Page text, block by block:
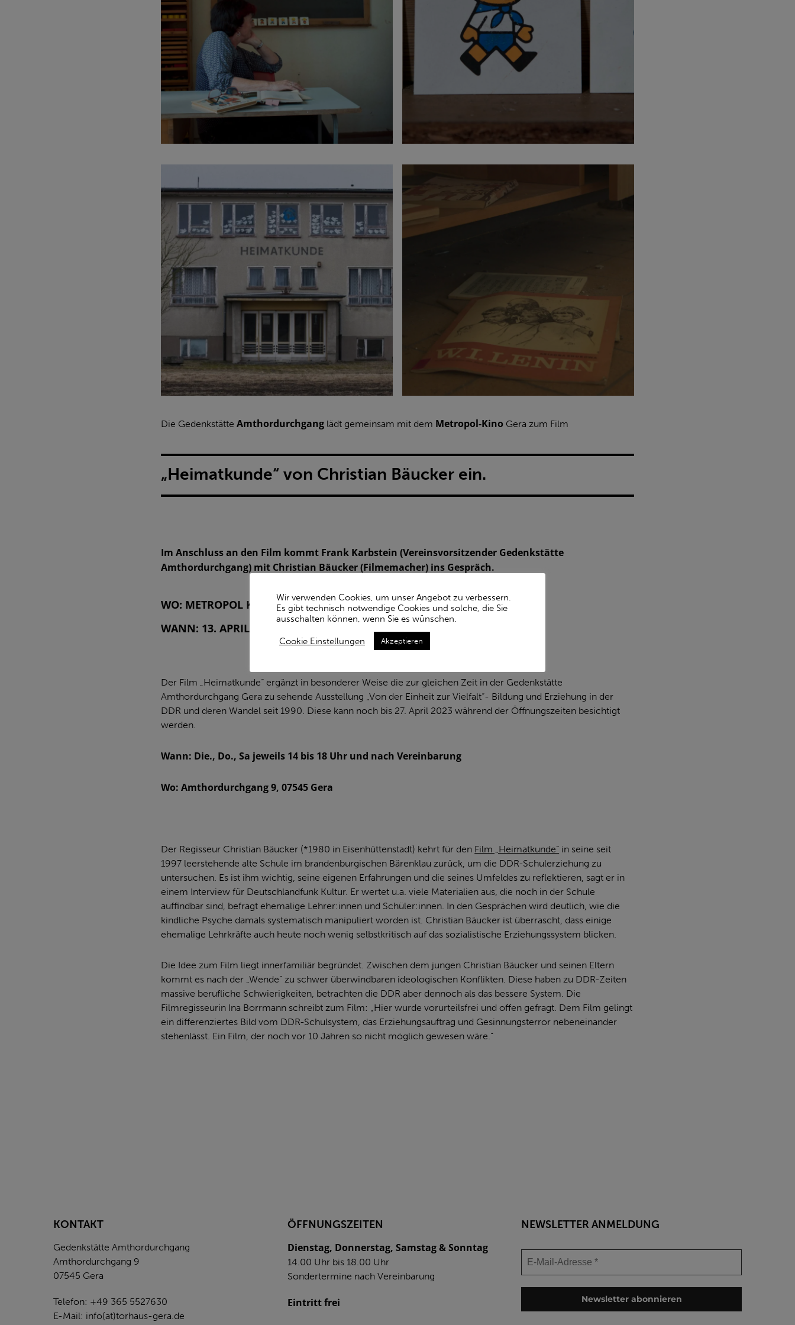
Die GedenkstätteAmthordurchgang lädt gemeinsam mit dem Metropol-Kino Gera zum Film
„Heimatkunde“ von Christian Bäucker ein.
Im Anschluss an den Film kommt Frank Karbstein (Vereinsvorsitzender Gedenkstätte
Amthordurchgang) mit Christian Bäucker (Filmemacher) ins Gespräch.
WO: METROPOL KINO GERA
WANN: 13. APRIL 2023, 18 UHR
Der Film „Heimatkunde“ ergänzt in besonderer Weise die zur gleichen Zeit in der Gedenkstätte
Amthordurchgang Gera zu sehende Ausstellung „Von der Einheit zur Vielfalt“- Bildung und Erziehung in der
DDR und deren Wandel seit 1990. Diese kann noch bis 27. April 2023 während der Öffnungszeiten besichtigt
werden.
Wann: Die., Do., Sa jeweils 14 bis 18 Uhr und nach Vereinbarung
Wo: Amthordurchgang 9, 07545 Gera
Der Regisseur Christian Bäucker (*1980 in Eisenhüttenstadt) kehrt für den Film „Heimatkunde“ in seine seit
1997 leerstehende alte Schule im brandenburgischen Bärenklau zurück, um die DDR-Schulerziehung zu
untersuchen. Es ist ihm wichtig, seine eigenen Erfahrungen und die seines Umfeldes zu reflektieren, sagt er in
einem Interview für Deutschlandfunk Kultur. Er wertet u.a. viele Materialien aus, die noch in der Schule
auffindbar sind, befragt ehemalige Lehrer:innen und Schüler:innen. In den Gesprächen wird deutlich, wie die
kindliche Psyche damals systematisch manipuliert worden ist. Christian Bäucker ist überrascht, dass einige
ehemalige Lehrkräfte auch heute noch wenig selbstkritisch auf das sozialistische Erziehungssystem blicken.
Die Idee zum Film liegt innerfamiliär begründet. Zwischen dem jungen Christian Bäucker und seinen Eltern
kommt es nach der „Wende“ zu schwer überwindbaren ideologischen Konflikten. Diese haben zu DDR-Zeiten
massive berufliche Schwierigkeiten, betrachten die DDR aber dennoch als das bessere System. Die
Filmregisseurin Ina Borrmann schreibt zum Film: „Hier wurde vorurteilsfrei und offen gefragt. Dem Film gelingt
ein differenziertes Bild vom DDR-Schulsystem, das Erziehungsauftrag und Gesinnungsterror nebeneinander
stehenlässt. Ein Film, der noch vor 10 Jahren so nicht möglich gewesen wäre.“
KONTAKT
Gedenkstätte Amthordurchgang
Amthordurchgang 9
07545 Gera
Telefon: +49 365 5527630
E-Mail: info(at)torhaus-gera.de
ÖFFNUNGSZEITEN
Dienstag, Donnerstag, Samstag & Sonntag
14.00 Uhr bis 18.00 Uhr
Sondertermine nach Vereinbarung
Eintritt frei
NEWSLETTER ANMELDUNG
Wir verwenden Cookies, um unser Angebot zu verbessern.
Es gibt technisch notwendige Cookies und solche, die Sie
ausschalten können, wenn Sie es wünschen.
Cookie Einstellungen Akzeptieren